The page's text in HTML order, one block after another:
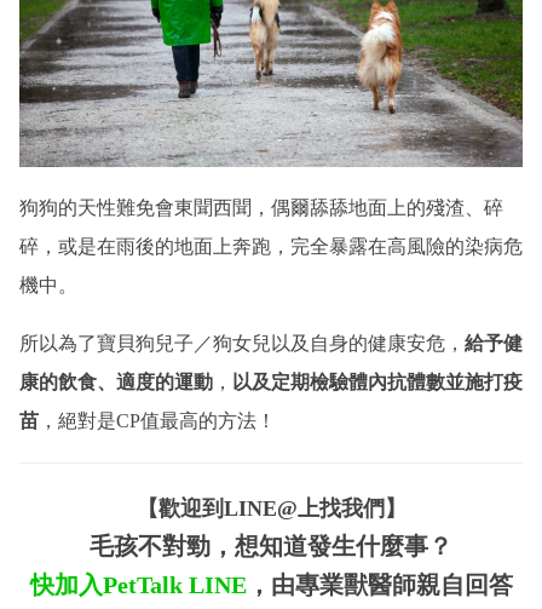
狗狗的天性難免會東聞西聞，偶爾舔舔地面上的殘渣、碎
碎，或是在雨後的地面上奔跑，完全暴露在高風險的染病危
機中。
所以為了寶貝狗兒子／狗女兒以及自身的健康安危， 給予健
康的飲食、適度的運動 ， 以及定期檢驗體內抗體數並施打疫
苗 ，絕對是CP值最高的方法！
【歡迎到LINE@上找我們】
毛孩不對勁，想知道發生什麼事？
快加入PetTalk LINE，由專業獸醫師親自回答